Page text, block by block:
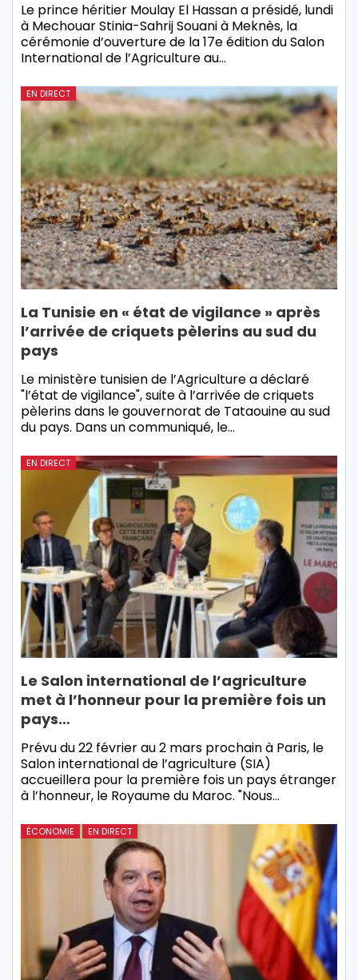
Le prince héritier Moulay El Hassan a présidé, lundi
à Mechouar Stinia-Sahrij Souani à Meknès, la
cérémonie d’ouverture de la 17e édition du Salon
International de l’Agriculture au…
EN DIRECT
La Tunisie en « état de vigilance » après
l’arrivée de criquets pèlerins au sud du
pays
Le ministère tunisien de l’Agriculture a déclaré
"l’état de vigilance", suite à l’arrivée de criquets
pèlerins dans le gouvernorat de Tataouine au sud
du pays. Dans un communiqué, le…
EN DIRECT
Le Salon international de l’agriculture
met à l’honneur pour la première fois un
pays…
Prévu du 22 février au 2 mars prochain à Paris, le
Salon international de l’agriculture (SIA)
accueillera pour la première fois un pays étranger
à l’honneur, le Royaume du Maroc. "Nous…
ÉCONOMIE EN DIRECT